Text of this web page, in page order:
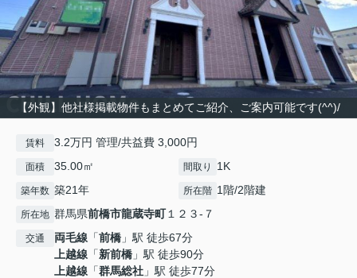
【外観】他社様掲載物件もまとめてご紹介、ご案内可能です(^^)/
賃料 3.2万円 管理/共益費 3,000円
面積 35.00㎡ 間取り 1K
築年数 築21年 所在階 1階/2階建
所在地 群馬県前橋市龍蔵寺町１２３-７
交通 両毛線 「前橋 」駅 徒歩67分
上越線 「新前橋 」駅 徒歩90分
上越線 「群馬総社 」駅 徒歩77分